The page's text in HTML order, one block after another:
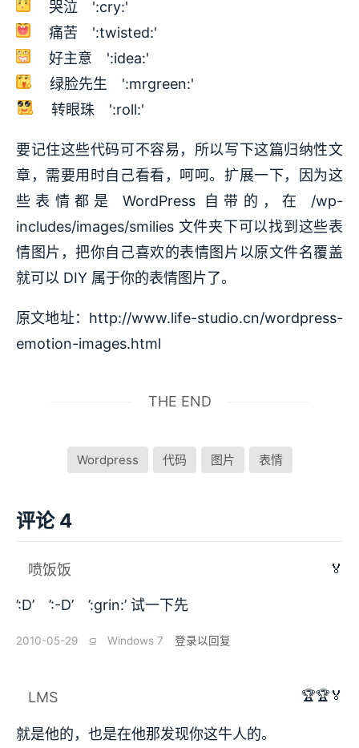
哭泣 ':cry:'
痛苦 ':twisted:'
好主意 ':idea:'
绿脸先生 ':mrgreen:'
转眼珠 ':roll:'
要记住这些代码可不容易，所以写下这篇归纳性文
章，需要用时自己看看，呵呵。扩展一下，因为这
些表情都是 WordPress 自带的，在 /wp-
includes/images/smilies 文件夹下可以找到这些表
情图片，把你自己喜欢的表情图片以原文件名覆盖
就可以 DIY 属于你的表情图片了。
原文地址：http://www.life-studio.cn/wordpress-
emotion-images.html
THE END
Wordpress 代码 图片 表情
评论 4
喷饭饭 🏅
’:D’ ’:-D’ ’:grin:’ 试一下先
2010-05-29 ⫑ Windows 7 登录以回复
LMS 🏆🏆🏅
就是他的，也是在他那发现你这牛人的。